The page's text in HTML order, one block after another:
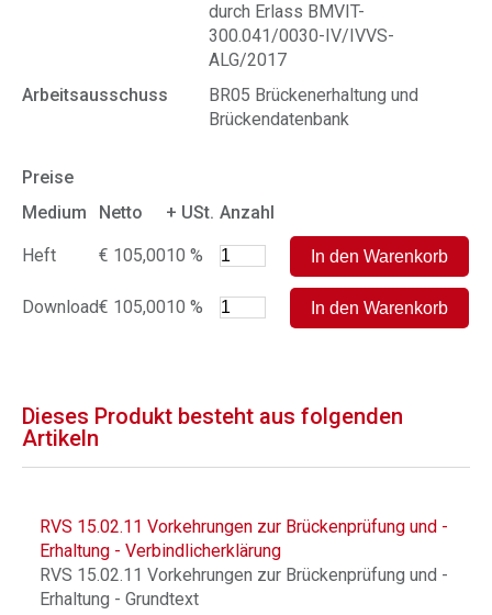
durch Erlass BMVIT-
300.041/0030-IV/IVVS-
ALG/2017
Arbeitsausschuss
BR05 Brückenerhaltung und
Brückendatenbank
Preise
Medium
Netto + USt. Anzahl
Heft € 105,0010 %
Download€ 105,0010 %
Dieses Produkt besteht aus folgenden
Artikeln
RVS 15.02.11 Vorkehrungen zur Brückenprüfung und -
Erhaltung - Verbindlicherklärung
RVS 15.02.11 Vorkehrungen zur Brückenprüfung und -
Erhaltung - Grundtext